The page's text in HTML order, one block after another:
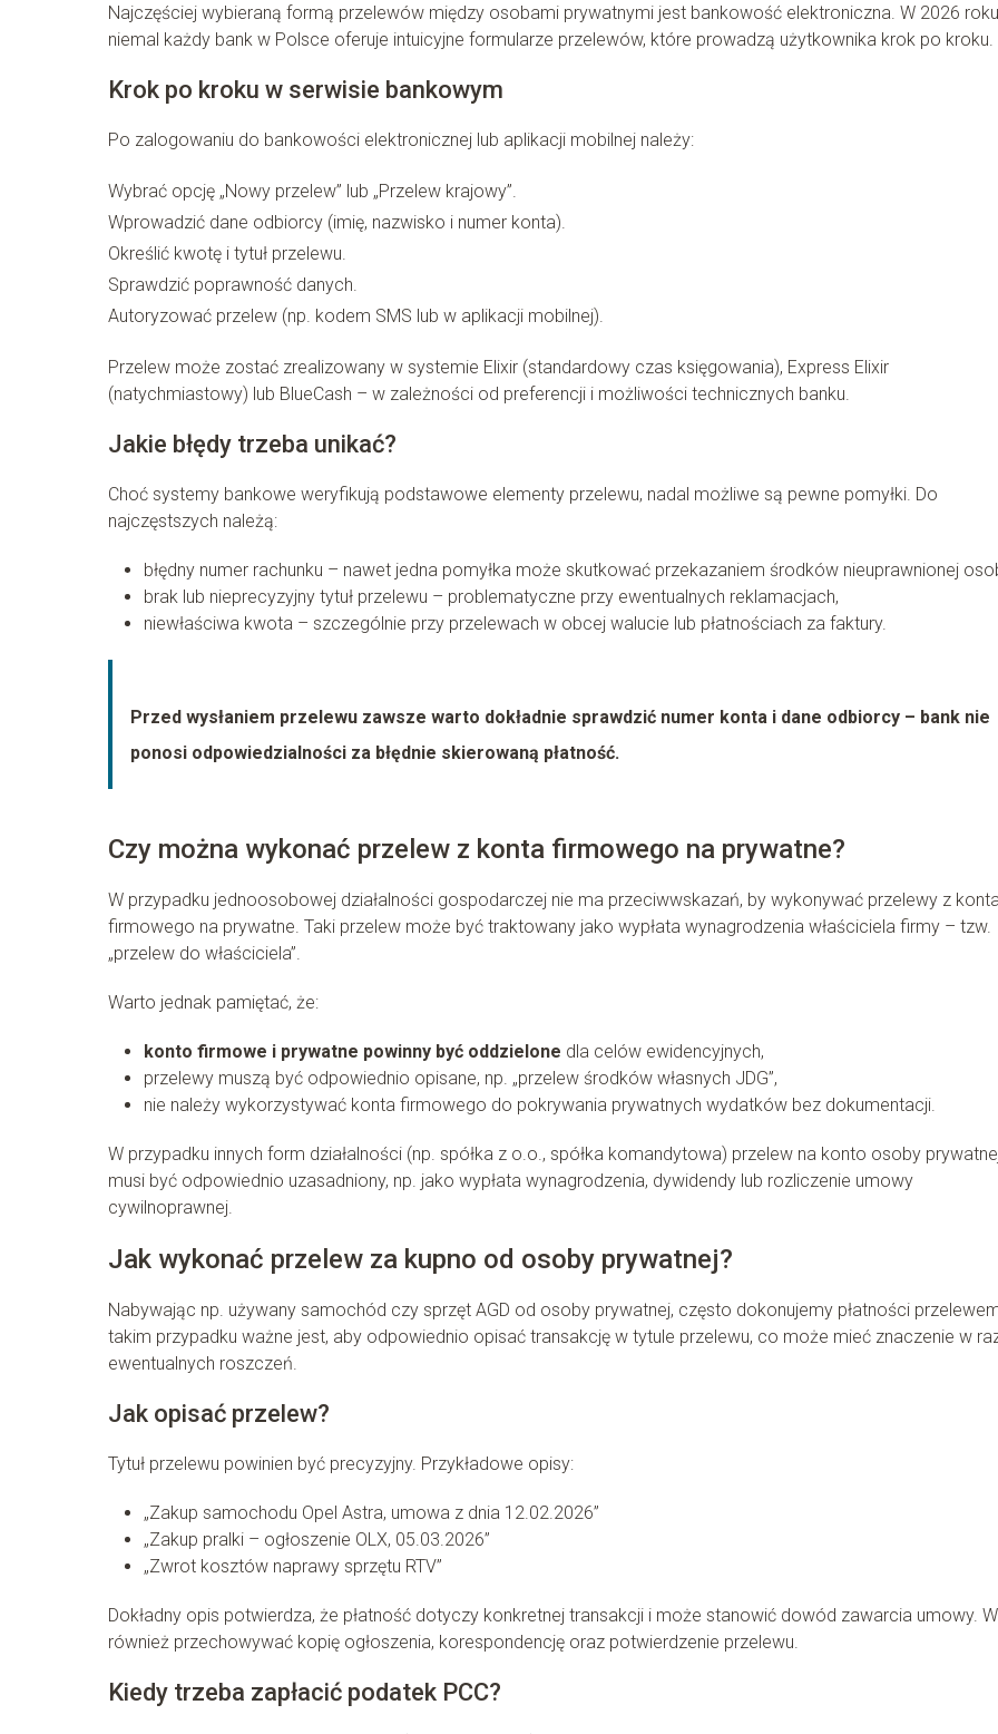
Najczęściej wybieraną formą przelewów między osobami prywatnymi jest bankowość elektroniczna. W 2026 roku
niemal każdy bank w Polsce oferuje intuicyjne formularze przelewów, które prowadzą użytkownika krok po kroku.
Krok po kroku w serwisie bankowym
Po zalogowaniu do bankowości elektronicznej lub aplikacji mobilnej należy:
Wybrać opcję „Nowy przelew” lub „Przelew krajowy”.
Wprowadzić dane odbiorcy (imię, nazwisko i numer konta).
Określić kwotę i tytuł przelewu.
Sprawdzić poprawność danych.
Autoryzować przelew (np. kodem SMS lub w aplikacji mobilnej).
Przelew może zostać zrealizowany w systemie Elixir (standardowy czas księgowania), Express Elixir
(natychmiastowy) lub BlueCash – w zależności od preferencji i możliwości technicznych banku.
Jakie błędy trzeba unikać?
Choć systemy bankowe weryfikują podstawowe elementy przelewu, nadal możliwe są pewne pomyłki. Do
najczęstszych należą:
błędny numer rachunku – nawet jedna pomyłka może skutkować przekazaniem środków nieuprawnionej
brak lub nieprecyzyjny tytuł przelewu – problematyczne przy ewentualnych reklamacjach,
niewłaściwa kwota – szczególnie przy przelewach w obcej walucie lub płatnościach za faktury.
Przed wysłaniem przelewu zawsze warto dokładnie sprawdzić numer konta i dane odbiorcy – bank nie
ponosi odpowiedzialności za błędnie skierowaną płatność.
Czy można wykonać przelew z konta firmowego na prywatne?
W przypadku jednoosobowej działalności gospodarczej nie ma przeciwwskazań, by wykonywać przelewy z
firmowego na prywatne. Taki przelew może być traktowany jako wypłata wynagrodzenia właściciela firmy – tzw.
„przelew do właściciela”.
Warto jednak pamiętać, że:
konto firmowe i prywatne powinny być oddzielone dla celów ewidencyjnych,
przelewy muszą być odpowiednio opisane, np. „przelew środków własnych JDG”,
nie należy wykorzystywać konta firmowego do pokrywania prywatnych wydatków bez dokumentacji.
W przypadku innych form działalności (np. spółka z o.o., spółka komandytowa) przelew na konto osoby
musi być odpowiednio uzasadniony, np. jako wypłata wynagrodzenia, dywidendy lub rozliczenie umowy
cywilnoprawnej.
Jak wykonać przelew za kupno od osoby prywatnej?
Nabywając np. używany samochód czy sprzęt AGD od osoby prywatnej, często dokonujemy płatności
takim przypadku ważne jest, aby odpowiednio opisać transakcję w tytule przelewu, co może mieć znaczenie w
ewentualnych roszczeń.
Jak opisać przelew?
Tytuł przelewu powinien być precyzyjny. Przykładowe opisy:
„Zakup samochodu Opel Astra, umowa z dnia 12.02.2026”
„Zakup pralki – ogłoszenie OLX, 05.03.2026”
„Zwrot kosztów naprawy sprzętu RTV”
Dokładny opis potwierdza, że płatność dotyczy konkretnej transakcji i może stanowić dowód zawarcia umowy.
również przechowywać kopię ogłoszenia, korespondencję oraz potwierdzenie przelewu.
Kiedy trzeba zapłacić podatek PCC?